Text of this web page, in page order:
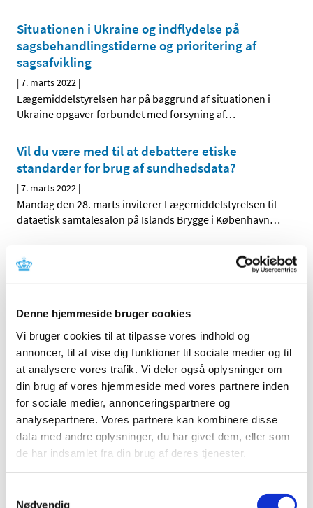
Denne hjemmeside bruger cookies
Vi bruger cookies til at tilpasse vores indhold og
annoncer, til at vise dig funktioner til sociale medier og til
at analysere vores trafik. Vi deler også oplysninger om
din brug af vores hjemmeside med vores partnere inden
for sociale medier, annonceringspartnere og
analysepartnere. Vores partnere kan kombinere disse
data med andre oplysninger, du har givet dem, eller som
de har indsamlet fra din brug af deres tjenester.
Nødvendig
Situationen i Ukraine og indflydelse på
sagsbehandlingstiderne og prioritering af
sagsafvikling
|7. marts 2022 |
Lægemiddelstyrelsen har på baggrund af situationen i
Ukraine opgaver forbundet med forsyning af…
Vil du være med til at debattere etiske
standarder for brug af sundhedsdata?
|7. marts 2022 |
Mandag den 28. marts inviterer Lægemiddelstyrelsen til
dataetisk samtalesalon på Islands Brygge i København…
COVID-19: Lægemiddelstyrelsen forlænger
igen den midlertidige praksis for anmeldelse
af apoteksindkøbspris til Medicinpriser for
Covid-19 vacciner
Lægemiddelstyrelsen har besluttet igen at forlænge den
begrænsede periode, hvor det for Covid-19 vacciner…
Lægemiddelstyrelsen giver på ny tilladelse til
forhandling af håndkøbslægemidler i Bilka
Tilst
|3. marts 2022|